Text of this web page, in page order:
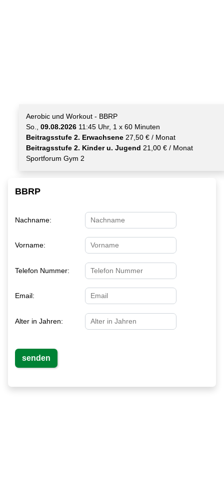
Aerobic und Workout - BBRP
So.,09.08.2026 11:45 Uhr, 1 x 60 Minuten
Beitragsstufe 2. Erwachsene 27,50 € / Monat
Beitragsstufe 2. Kinder u. Jugend 21,00 € / Monat
Sportforum Gym 2
BBRP
Nachname:
Vorname:
Telefon Nummer:
Email:
Alter in Jahren: